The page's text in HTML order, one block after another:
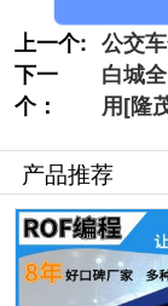
上一个: 公交
晟]
下一
个：
白城
用[隆
产品推荐